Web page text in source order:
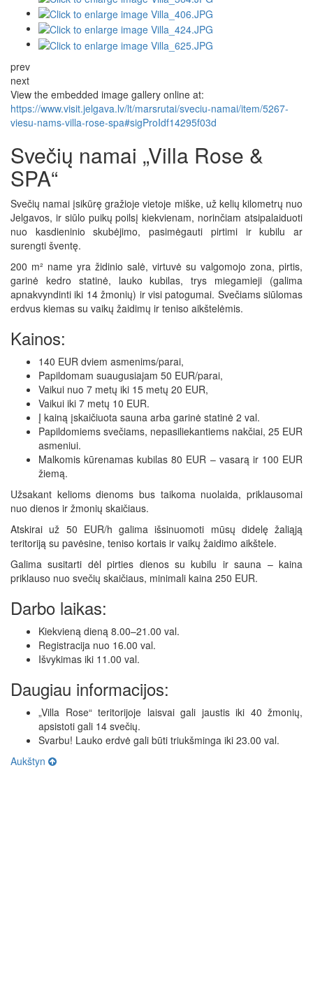
prev
next
View the embedded image gallery online at:
https://www.visit.jelgava.lv/lt/marsrutai/sveciu-namai/item/5267-
viesu-nams-villa-rose-spa#sigProIdf14295f03d
Svečių namai „Villa Rose &
SPA“
Svečių namai įsikūrę gražioje vietoje miške, už kelių kilometrų nuo
Jelgavos, ir siūlo puikų poilsį kiekvienam, norinčiam atsipalaiduoti
nuo kasdieninio skubėjimo, pasimėgauti pirtimi ir kubilu ar
surengti šventę.
200 m² name yra židinio salė, virtuvė su valgomojo zona, pirtis,
garinė kedro statinė, lauko kubilas, trys miegamieji (galima
apnakvyndinti iki 14 žmonių) ir visi patogumai. Svečiams siūlomas
erdvus kiemas su vaikų žaidimų ir teniso aikštelėmis.
Kainos:
140 EUR dviem asmenims/parai,
Papildomam suaugusiajam 50 EUR/parai,
Vaikui nuo 7 metų iki 15 metų 20 EUR,
Vaikui iki 7 metų 10 EUR.
Į kainą įskaičiuota sauna arba garinė statinė 2 val.
Papildomiems svečiams, nepasiliekantiems nakčiai, 25 EUR
asmeniui.
Malkomis kūrenamas kubilas 80 EUR – vasarą ir 100 EUR
žiemą.
Užsakant kelioms dienoms bus taikoma nuolaida, priklausomai
nuo dienos ir žmonių skaičiaus.
Atskirai už 50 EUR/h galima išsinuomoti mūsų didelę žaliąją
teritoriją su pavėsine, teniso kortais ir vaikų žaidimo aikštele.
Galima susitarti dėl pirties dienos su kubilu ir sauna – kaina
priklauso nuo svečių skaičiaus, minimali kaina 250 EUR.
Darbo laikas:
Kiekvieną dieną 8.00–21.00 val.
Registracija nuo 16.00 val.
Išvykimas iki 11.00 val.
Daugiau informacijos:
„Villa Rose“ teritorijoje laisvai gali jaustis iki 40 žmonių,
apsistoti gali 14 svečių.
Svarbu! Lauko erdvė gali būti triukšminga iki 23.00 val.
Aukštyn